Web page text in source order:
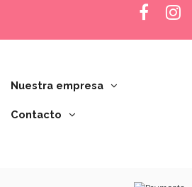
Nuestra empresa
Contacto